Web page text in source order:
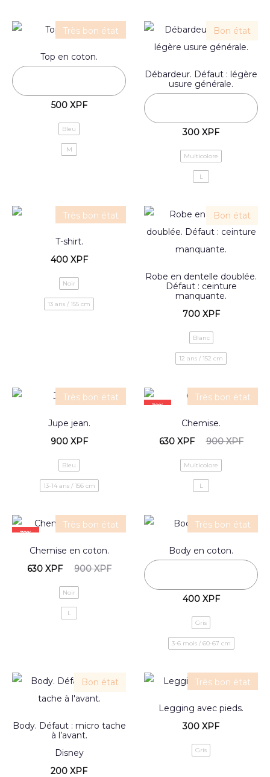
Très bon état
Top en coton.
500 XPF
Bleu
M
Bon état
Débardeur. Défaut : légère
usure générale.
300 XPF
Multicolore
L
Très bon état
T-shirt.
400 XPF
Noir
13 ans / 155 cm
Bon état
Robe en dentelle doublée.
Défaut : ceinture
manquante.
700 XPF
Blanc
12 ans / 152 cm
Très bon état
Jupe jean.
900 XPF
Bleu
13-14 ans / 156 cm
Très bon état
30%
Chemise.
900XPF
630 XPF
Multicolore
L
Très bon état
30%
Chemise en coton.
900XPF
630 XPF
Noir
L
Très bon état
Body en coton.
400 XPF
Gris
3-6 mois / 60-67 cm
Bon état
Body. Défaut : micro tache
à l’avant.
Disney
200 XPF
Très bon état
Legging avec pieds.
300 XPF
Gris